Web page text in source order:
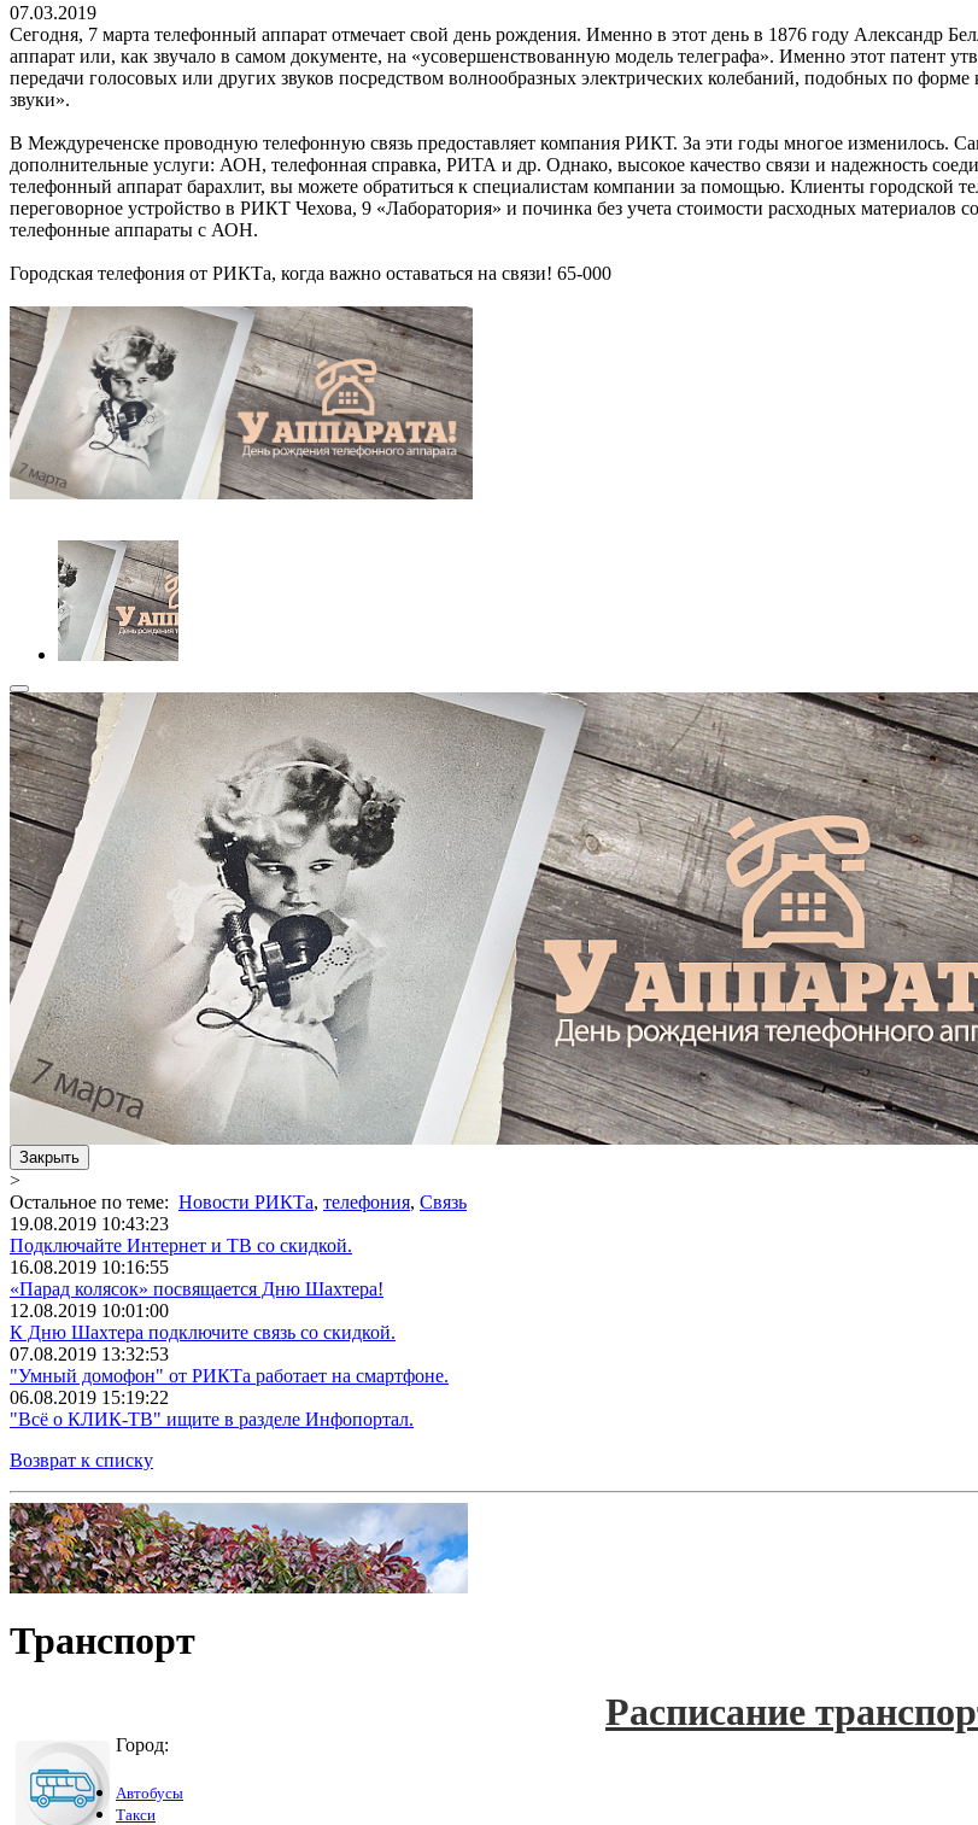
07.03.2019
Сегодня, 7 марта телефонный аппарат отмечает свой день рождения. Именно в этот день в 1876 году Александр
аппарат или, как звучало в самом документе, на «усовершенствованную модель телеграфа». Именно этот патент
передачи голосовых или других звуков посредством волнообразных электрических колебаний, подобных по
звуки».
В Междуреченске проводную телефонную связь предоставляет компания РИКТ. За эти годы многое изменилось.
дополнительные услуги: АОН, телефонная справка, РИТА и др. Однако, высокое качество связи и надежность
телефонный аппарат барахлит, вы можете обратиться к специалистам компании за помощью. Клиенты городской
переговорное устройство в РИКТ Чехова, 9 «Лаборатория» и починка без учета стоимости расходных материалов
телефонные аппараты с АОН.
Городская телефония от РИКТа, когда важно оставаться на связи! 65-000
Закрыть
>
Остальное по теме: Новости РИКТа, телефония, Связь
19.08.2019 10:43:23
Подключайте Интернет и ТВ со скидкой.
16.08.2019 10:16:55
«Парад колясок» посвящается Дню Шахтера!
12.08.2019 10:01:00
К Дню Шахтера подключите связь со скидкой.
07.08.2019 13:32:53
"Умный домофон" от РИКТа работает на смартфоне.
06.08.2019 15:19:22
"Всё о КЛИК-ТВ" ищите в разделе Инфопортал.
Возврат к списку
Транспорт
Расписание
Город:
Автобусы
Такси